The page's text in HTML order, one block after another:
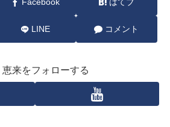
Facebook はてブ
LINE コメント
恵来をフォローする